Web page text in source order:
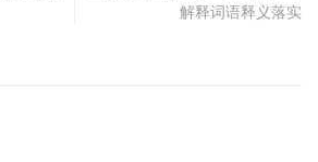
解释词语释义落实